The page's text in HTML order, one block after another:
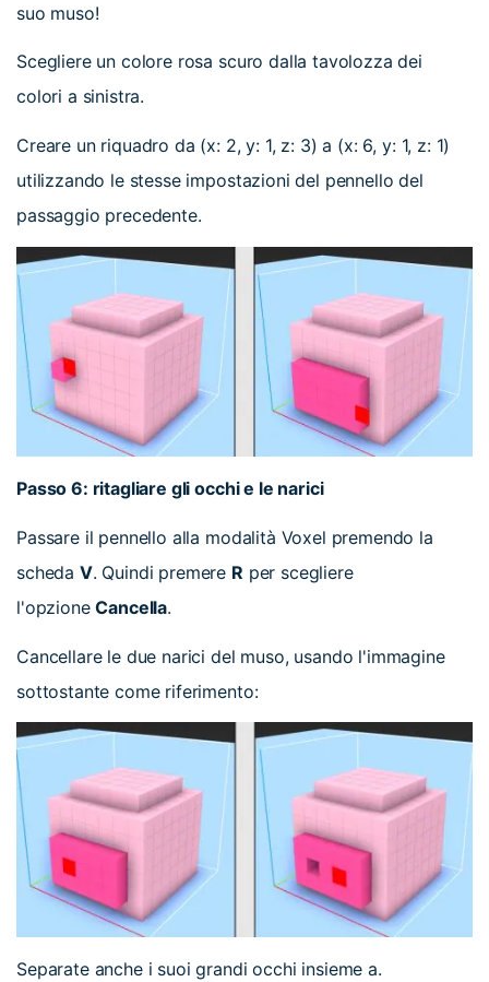
suo muso!
Scegliere un colore rosa scuro dalla tavolozza dei
colori a sinistra.
Creare un riquadro da (x: 2, y: 1, z: 3) a (x: 6, y: 1, z: 1)
utilizzando le stesse impostazioni del pennello del
passaggio precedente.
Passo 6: ritagliare gli occhi e le narici
Passare il pennello alla modalità Voxel premendo la
scheda V. Quindi premere R per scegliere
l'opzione Cancella.
Cancellare le due narici del muso, usando l'immagine
sottostante come riferimento:
Separate anche i suoi grandi occhi insieme a.